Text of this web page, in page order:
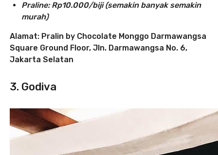
Praline: Rp10.000/biji (semakin banyak semakin
murah)
Alamat: Pralin by Chocolate Monggo Darmawangsa
Square Ground Floor, Jln. Darmawangsa No. 6,
Jakarta Selatan
3. Godiva